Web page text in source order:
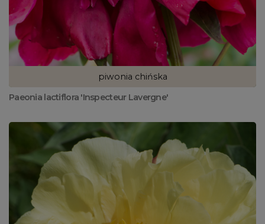
piwonia chińska
Paeonia lactiflora 'Inspecteur Lavergne'